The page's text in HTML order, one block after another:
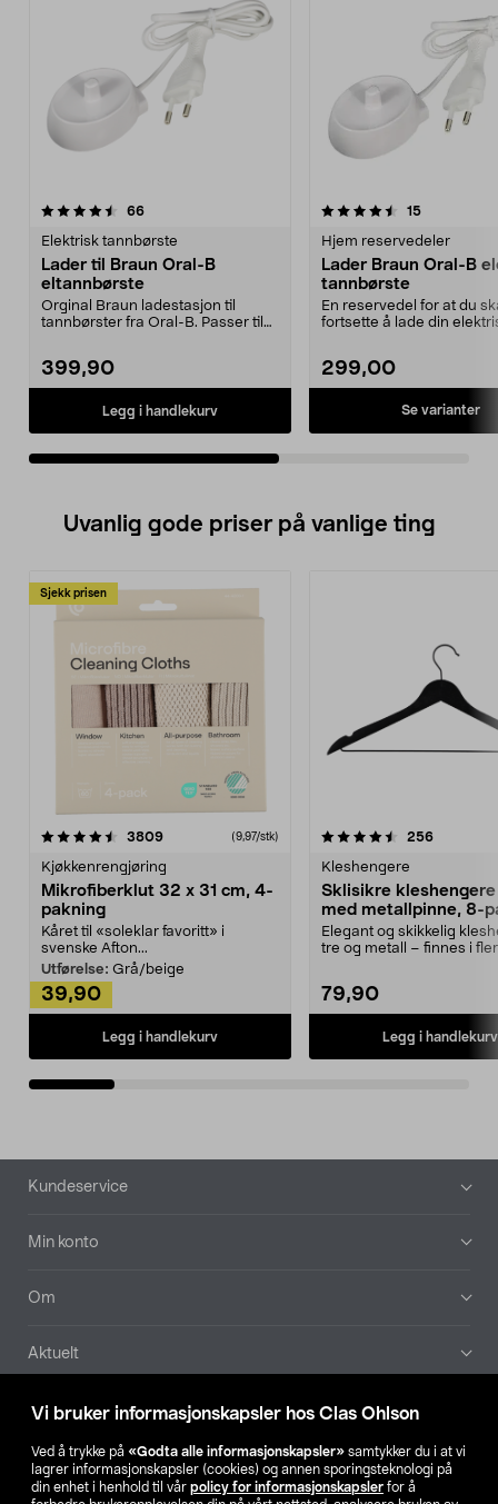
Vi bruker informasjonskapsler hos Clas Ohlson
Ved å trykke på «Godta alle informasjonskapsler» samtykker du i at vi
lagrer informasjonskapsler (cookies) og annen sporingsteknologi på
din enhet i henhold til vår policy for informasjonskapsler for å
66anmeldelser
Elektrisk tannbørste
Lader til Braun Oral-B
eltannbørste
Orginal Braun ladestasjon til
tannbørster fra Oral-B. Passer til
399,90
Legg i handlekurv
4.5av 5 stjerner 15anmeldelser
Hjem reservedeler
Lader Braun Oral-B
tannbørste
En reservedel for at du
fortsette å lade din
299,00
Se varianter
4.5av 5 stjerner
Uvanlig gode priser på vanlige ting
Sjekk prisen
3809anmeldelser(9,97/stk)
Kjøkkenrengjøring
Mikrofiberklut 32 x 31 cm, 4-
pakning
Kåret til «soleklar favoritt» i
svenske Afton...
Utførelse: Grå/beige
39,90
Legg i handlekurv
4.5av 5 stjerner 256
Kleshengere
Sklisikre
med metallpinne, 8-
Elegant og skikkelig
tre og metall – finnes i
79,90
Legg i handlekurv
4.5av 5 stjerner
Bunntekst
Kundeservice
Min konto
Om
Aktuelt
Våre selskaper
Finn din butikk